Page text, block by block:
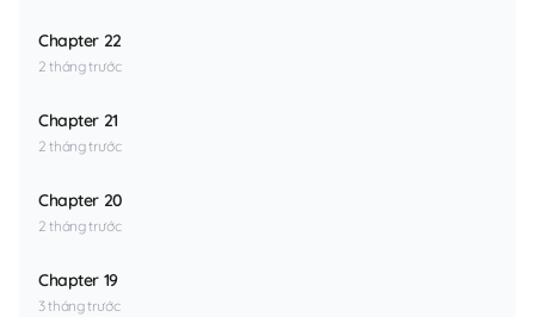
Chapter 22
2 tháng trước
Chapter 21
2 tháng trước
Chapter 20
2 tháng trước
Chapter 19
3 tháng trước